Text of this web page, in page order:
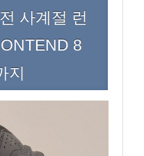
사계절 런
8
지